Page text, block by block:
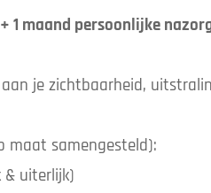
1 maand persoonlijke
je zichtbaarheid,
maat samengesteld):
& uiterlijk)